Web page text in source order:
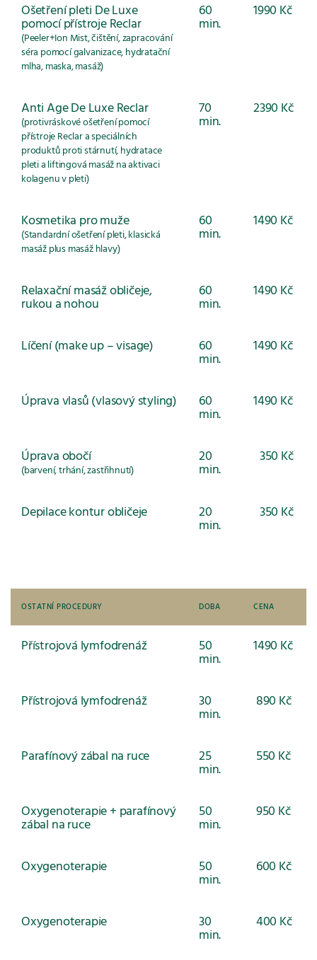
Ošetření pleti De Luxe
pomocí přístroje Reclar
(Peeler+Ion Mist, čištění, zapracování
séra pomocí galvanizace, hydratační
mlha, maska, masáž)
60
min.
1990 Kč
Anti Age De Luxe Reclar
(protivráskové ošetření pomocí
přístroje Reclar a speciálních
produktů proti stárnutí, hydratace
pleti a liftingová masáž na aktivaci
kolagenu v pleti)
70
min.
2390 Kč
Kosmetika pro muže
(Standardní ošetření pleti, klasická
masáž plus masáž hlavy)
60
min.
1490 Kč
Relaxační masáž obličeje,
rukou a nohou
60
min.
1490 Kč
Líčení (make up – visage) 60
min.
1490 Kč
Úprava vlasů (vlasový styling) 60
min.
1490 Kč
Úprava obočí
(barvení, trhání, zastřihnutí)
20
min.
350 Kč
Depilace kontur obličeje 20
min.
350 Kč
OSTATNÍ PROCEDURY DOBA CENA
Přístrojová lymfodrenáž 50
min.
1490 Kč
Přístrojová lymfodrenáž 30
min.
890 Kč
Parafínový zábal na ruce 25
min.
550 Kč
Oxygenoterapie + parafínový
zábal na ruce
50
min.
950 Kč
Oxygenoterapie 50
min.
600 Kč
Oxygenoterapie 30
min.
400 Kč